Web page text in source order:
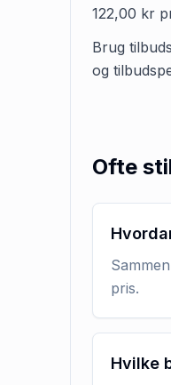
122,00 kr
Brug
og
Ofte
pris.
Hvilke